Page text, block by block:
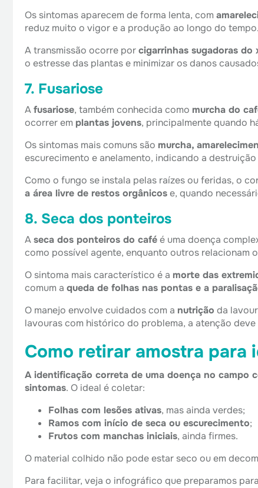
Os sintomas aparecem de forma lenta, com
reduz muito o vigor e a produção ao longo do tempo.
A transmissão ocorre porcigarrinhas sugadoras do
o estresse das plantas e minimizar os danos
7. Fusariose
Afusariose, também conhecida como murcha do
ocorrer em plantas jovens, principalmente quando
Os sintomas mais comuns são murcha,
escurecimento e anelamento, indicando a
Como o fungo se instala pelas raízes ou feridas, o
a área livre de restos orgânicose, quando
8. Seca dos ponteiros
Aseca dos ponteiros do caféé uma doença
como possível agente, enquanto outros relacionam
O sintoma mais característico é a morte das
comum a queda de folhas nas pontas e a
O manejo envolve cuidados com a nutrição da
lavouras com histórico do problema, a atenção
Como retirar amostra
A identificação correta de uma doença no campo
sintomas. O ideal é coletar:
Folhas com lesões ativas, mas ainda verdes;
Ramos com início de seca ou escurecimento;
Frutos com manchas iniciais, ainda firmes.
O material colhido não pode estar seco ou em
Para facilitar, veja o infográfico que preparamos